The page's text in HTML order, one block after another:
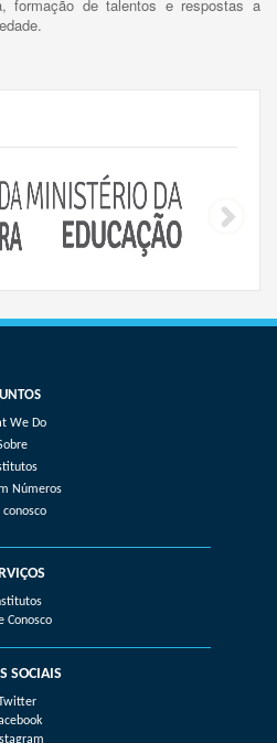
formação de talentos e respostas a
We Do
Números
conosco
Conosco
SOCIAIS